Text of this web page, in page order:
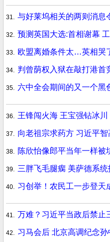
31. 与好莱坞相关的两则消息
32. 预测英国大选:首相谢幕
33. 欧盟离婚条件太…英相哭
34. 判曾荫权入狱在敲打港首
35. 六中全会期间的又一个黑
36. 王锋闯火海 王宝强钻冰川
37. 向老祖宗求药方 习近平智
38. 陈欣怡像郎平当年一样被
39. 三胖飞毛腿瘸 美萨德系
40. 习创举！农民工一步登天
41. 万难？习近平当政后禁止
42. 习马会后 北京高调纪念孙